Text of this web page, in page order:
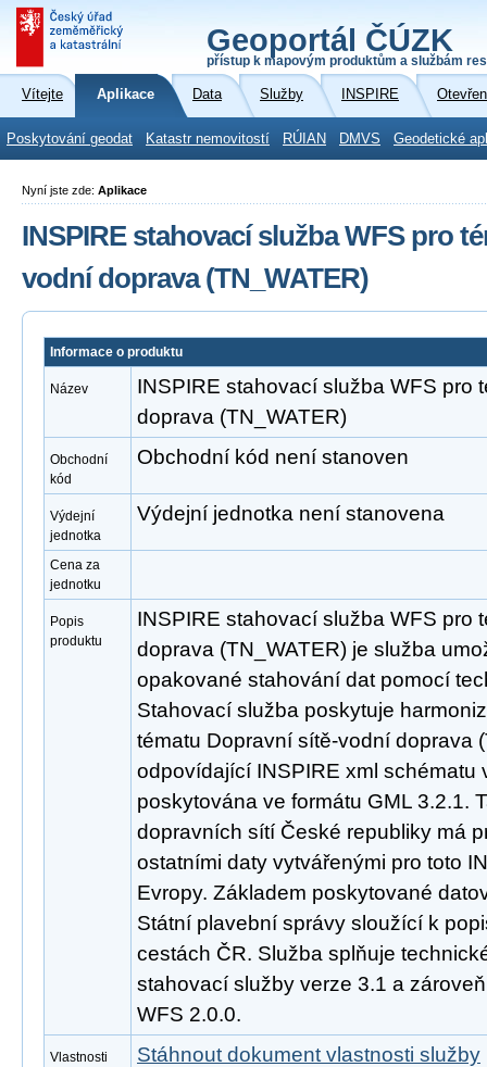
Geoportál ČÚZK
přístup k mapovým produktům a službám
Vítejte Aplikace Data Služby INSPIRE
Poskytování geodat Katastr nemovitostí RÚIAN DMVS Geodetické
Nyní jste zde: Aplikace
INSPIRE stahovací služba WFS pro
vodní doprava (TN_WATER)
Informace o produktu
Název
INSPIRE stahovací služba WFS pro
doprava (TN_WATER)
Obchodní
kód
Obchodní kód není stanoven
Výdejní
jednotka
Výdejní jednotka není stanovena
Cena za
jednotku
Popis
produktu
INSPIRE stahovací služba WFS pro
doprava (TN_WATER) je služba
opakované stahování dat pomocí
Stahovací služba poskytuje
tématu Dopravní sítě-vodní doprava
odpovídající INSPIRE xml schématu
poskytována ve formátu GML 3.2.1.
dopravních sítí České republiky má
ostatními daty vytvářenými pro toto
Evropy. Základem poskytované
Státní plavební správy sloužící k
cestách ČR. Služba splňuje
stahovací služby verze 3.1 a
WFS 2.0.0.
Vlastnosti
Stáhnout dokument vlastnosti služby